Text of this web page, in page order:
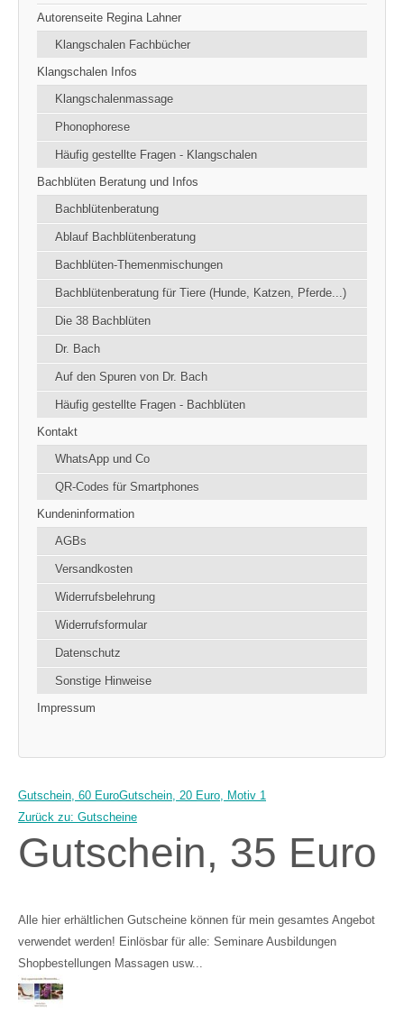
Autorenseite Regina Lahner
Klangschalen Fachbücher
Klangschalen Infos
Klangschalenmassage
Phonophorese
Häufig gestellte Fragen - Klangschalen
Bachblüten Beratung und Infos
Bachblütenberatung
Ablauf Bachblütenberatung
Bachblüten-Themenmischungen
Bachblütenberatung für Tiere (Hunde, Katzen, Pferde...)
Die 38 Bachblüten
Dr. Bach
Auf den Spuren von Dr. Bach
Häufig gestellte Fragen - Bachblüten
Kontakt
WhatsApp und Co
QR-Codes für Smartphones
Kundeninformation
AGBs
Versandkosten
Widerrufsbelehrung
Widerrufsformular
Datenschutz
Sonstige Hinweise
Impressum
Gutschein, 60 EuroGutschein, 20 Euro, Motiv 1
Zurück zu: Gutscheine
Gutschein, 35 Euro
Alle hier erhältlichen Gutscheine können für mein gesamtes Angebot
verwendet werden! Einlösbar für alle: Seminare Ausbildungen
Shopbestellungen Massagen usw...